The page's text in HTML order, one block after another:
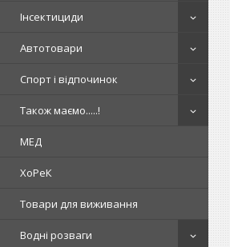
Інсектициди
Автотовари
Спорт і відпочинок
Також маємо.....!
МЕД
ХоРеК
Товари для виживання
Водні розваги